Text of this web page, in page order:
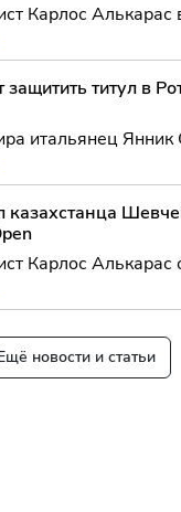
Карлос
серии
которого
В матче четвер...
титул в
итальянец Янник
турнир
действующим...
казахстанца
Карлос
круге Открытого
новости и статьи